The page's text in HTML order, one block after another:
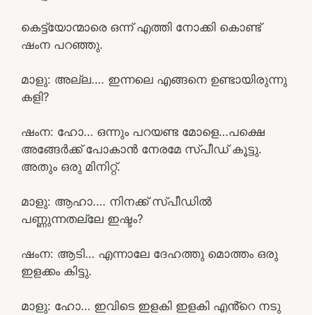
കെട്ട്യോന്മാരെ ഒന്ന് എത്തി നോക്കി കൊണ്ട്
ഷംന പറഞ്ഞു.
മാളു: അല്ല…. ഇന്നലെ എങ്ങനെ ഉണ്ടായിരുന്നു
കളി?
ഷംന: ഹോ… ഒന്നും പറയണ്ട മോളെ…പക്ഷെ
അങ്ങേർക്ക് പോകാൻ നേരമേ സ്പീഡ് കൂട്ടു.
അതും ഒരു മിനിറ്റ്.
മാളു: ആഹാ…. നിനക്ക് സ്പീഡിൽ
പണ്ണുന്നതല്ലേ ഇഷ്ടം?
ഷംന: ആടി… എന്നാലേ ദേഹത്തു മൊത്തം ഒരു
ഇളക്കം കിട്ടു.
മാളു: ഹോ… ഇവിടെ ഇളകി ഇളകി എൻ്റെ നടു